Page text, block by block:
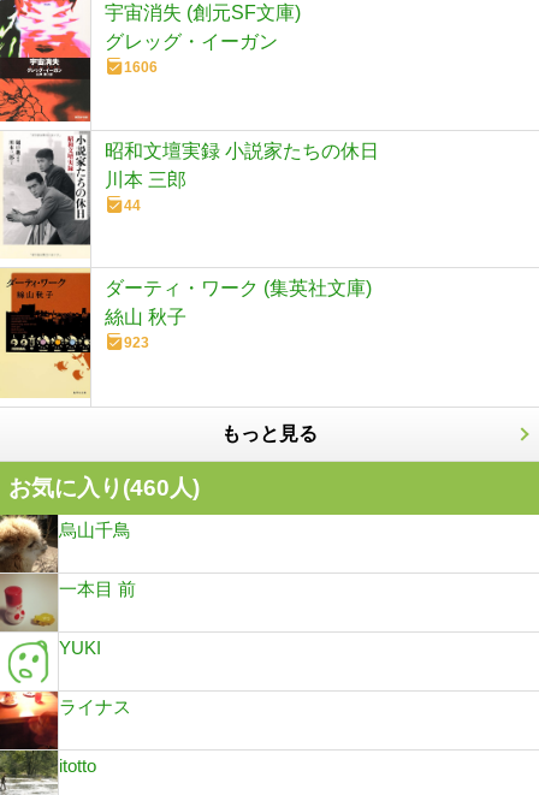
宇宙消失 (創元SF文庫)
グレッグ・イーガン
1606
昭和文壇実録 小説家たちの休日
川本 三郎
44
ダーティ・ワーク (集英社文庫)
絲山 秋子
923
もっと見る
お気に入り(460人)
烏山千鳥
一本目 前
YUKI
ライナス
itotto